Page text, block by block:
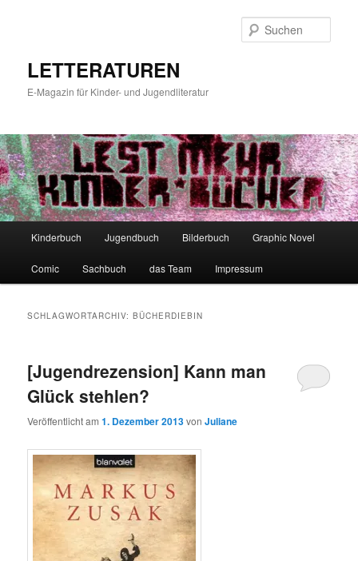
LETTERATUREN
E-Magazin für Kinder- und Jugendliteratur
Kinderbuch Jugendbuch Bilderbuch Graphic Novel
Comic Sachbuch das Team Impressum
SCHLAGWORTARCHIV:BÜCHERDIEBIN
[Jugendrezension] Kann man
Glück stehlen?
Veröffentlicht am1. Dezember 2013vonJuliane